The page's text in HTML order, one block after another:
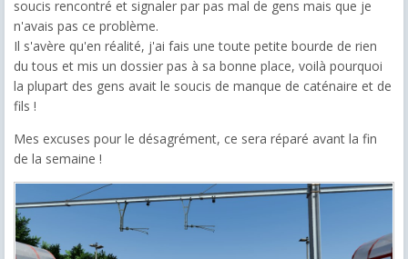
soucis rencontré et signaler par pas mal de gens mais que je
n'avais pas ce problème.
Il s'avère qu'en réalité, j'ai fais une toute petite bourde de rien
du tous et mis un dossier pas à sa bonne place, voilà pourquoi
la plupart des gens avait le soucis de manque de caténaire et de
fils !
Mes excuses pour le désagrément, ce sera réparé avant la fin
de la semaine !